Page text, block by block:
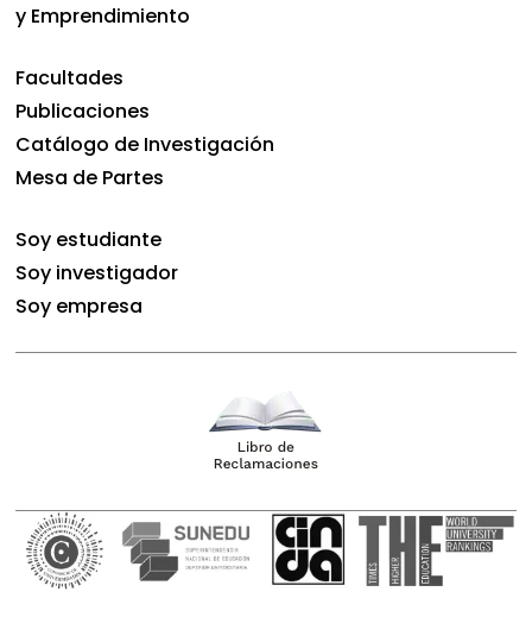
y Emprendimiento
Facultades
Publicaciones
Catálogo de Investigación
Mesa de Partes
Soy estudiante
Soy investigador
Soy empresa